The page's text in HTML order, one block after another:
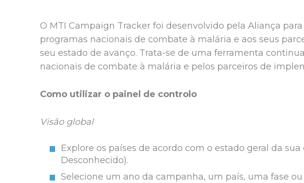
O MTI Campaign Tracker foi desenvolvido pela Aliança
programas nacionais de combate à malária e aos seus
seu estado de avanço. Trata-se de uma ferramenta
nacionais de combate à malária e pelos parceiros de
Como utilizar o painel de controlo
Visão global
Explore os países de acordo com o estado geral da
Desconhecido).
Selecione um ano da campanha, um país, uma fase